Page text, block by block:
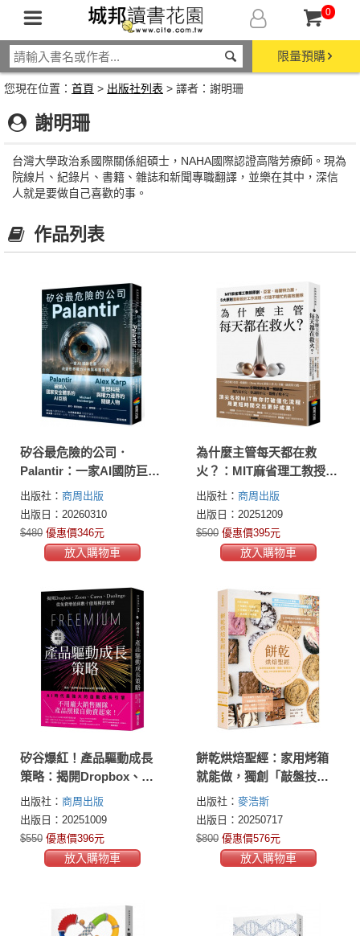
0
限量預購
您現在位置： 首頁 > 出版社列表 > 譯者：謝明珊
謝明珊
台灣大學政治系國際關係組碩士，NAHA國際認證高階芳療師。現為
院線片、紀錄片、書籍、雜誌和新聞專職翻譯，並樂在其中，深信
人就是要做自己喜歡的事。
作品列表
矽谷最危險的公司．
Palantir：一家AI國防巨
獸，改變世界權力分布與
科技走向
出版社： 商周出版
出版日：20260310
$480 優惠價346元
放入購物車
為什麼主管每天都在救
火？：MIT麻省理工教授原
創、亞當．格蘭特力薦，5
大原則重新設計工作流
程，打造不瞎忙的高效團
出版社： 商周出版
出版日：20251209
$500 優惠價395元
放入購物車
矽谷爆紅！產品驅動成長
策略：揭開Dropbox、
Zoom、Canva、Duolingo
從免費增值到數十億規模
的祕密
出版社： 商周出版
出版日：20251009
$550 優惠價396元
放入購物車
餅乾烘焙聖經：家用烤箱
就能做，獨創「敲盤技
法」，變化100款經典與創
意食譜
出版社： 麥浩斯
出版日：20250717
$800 優惠價576元
放入購物車